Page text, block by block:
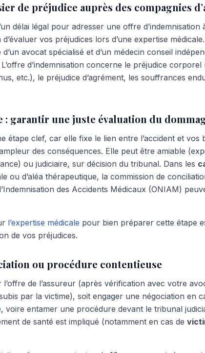
de préjudice auprès des compagnies
délai légal pour adresser une offre d’indemnisation
vos préjudices lors d’une expertise
d’un avocat spécialisé et d’un médecin conseil
d’indemnisation concerne le préjudice corporel
etc.), le préjudice d’agrément, les souffrances
: garantir une juste évaluation du
étape clef, car elle fixe le lien entre l’accident et vos
des conséquences. Elle peut être amiable
ou judiciaire, sur décision du tribunal. Dans les
ou d’aléa thérapeutique, la commission de
des Accidents Médicaux (ONIAM)
l’expertise médicale pour bien préparer cette étape
de vos préjudices.
ou procédure contentieuse
de l’assureur (après vérification avec votre
par la victime), soit engager une négociation en
voire entamer une procédure devant le tribunal
de santé est impliqué (notamment en cas de